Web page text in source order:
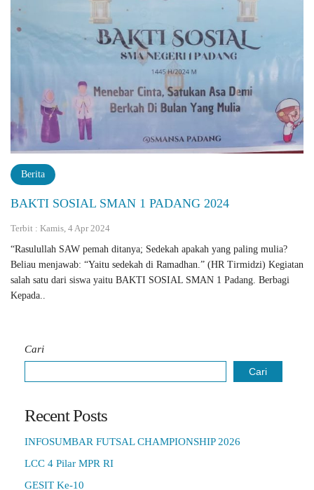
Berita
BAKTI SOSIAL SMAN 1 PADANG 2024
Terbit : Kamis, 4 Apr 2024
“Rasulullah SAW pemah ditanya; Sedekah apakah yang paling mulia?
Beliau ‎menjawab: “Yaitu sedekah di Ramadhan.” (HR Tirmidzi)‎ Kegiatan
salah satu dari siswa yaitu BAKTI SOSIAL SMAN 1 Padang. Berbagi
Kepada..
Cari
Cari
Recent Posts
INFOSUMBAR FUTSAL CHAMPIONSHIP 2026
LCC 4 Pilar MPR RI
GESIT Ke-10